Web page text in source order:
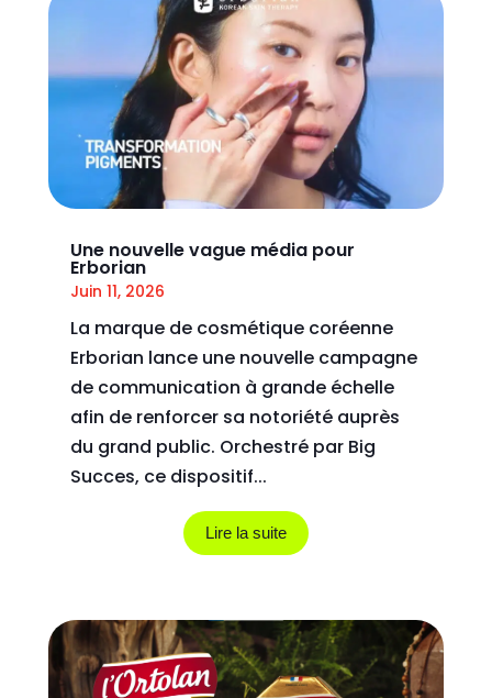
Une nouvelle vague média pour
Erborian
Juin 11, 2026
La marque de cosmétique coréenne
Erborian lance une nouvelle campagne
de communication à grande échelle
afin de renforcer sa notoriété auprès
du grand public. Orchestré par Big
Succes, ce dispositif...
Lire la suite